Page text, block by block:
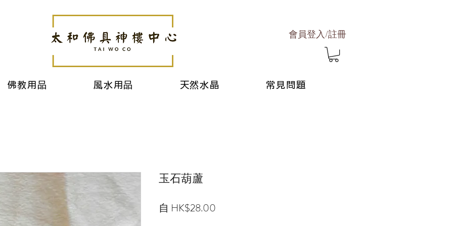
會員登入/註冊
佛教用品 風水用品 天然水晶 常見問題
玉石葫蘆
自 HK$28.00促